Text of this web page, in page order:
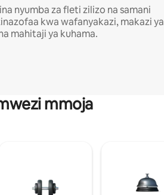
nyumba za fleti zilizo na samani
kwa wafanyakazi, makazi ya
mahitaji ya kuhama.
mmoja